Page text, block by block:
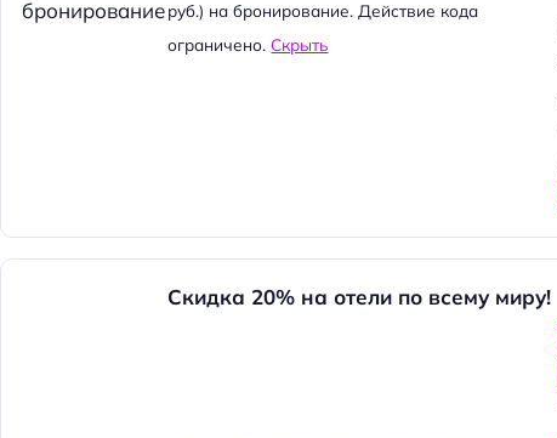
руб.) на бронирование. Действие кода
ограничено.Скрыть
Скидка 20% на отели по всему миру!